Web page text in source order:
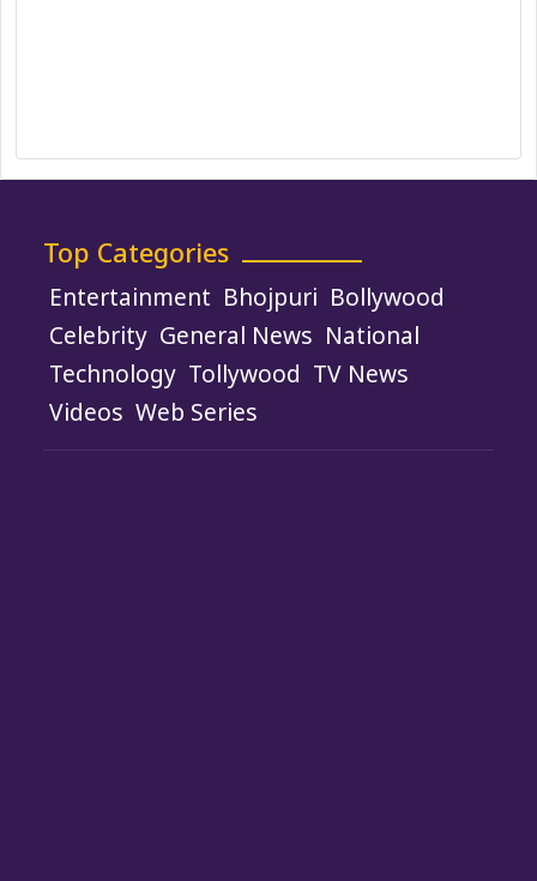
Top Categories
Entertainment Bhojpuri Bollywood
Celebrity General News National
Technology Tollywood TV News
Videos Web Series